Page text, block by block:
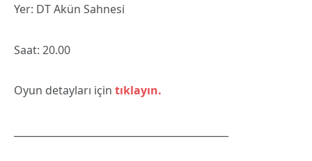
Yer: DT Akün Sahnesi
Saat: 20.00
Oyun detayları için tıklayın.